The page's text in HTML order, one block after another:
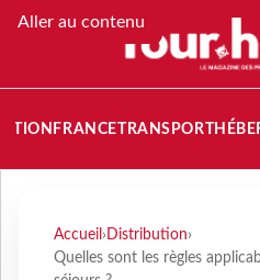
Aller au contenu
FRANCETRANSPORT
Accueil › Distribution›
Quelles sont les règles